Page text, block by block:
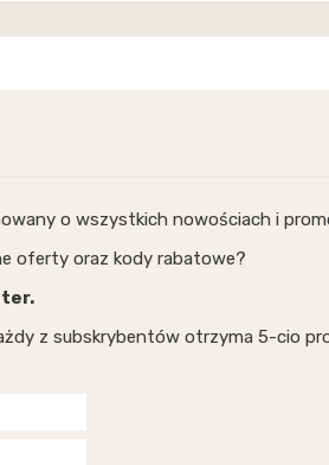
o wszystkich nowościach i
oferty oraz kody rabatowe?
z subskrybentów otrzyma 5-cio